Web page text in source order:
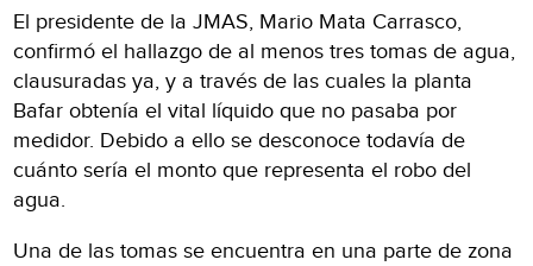
El presidente de la JMAS, Mario Mata Carrasco,
confirmó el hallazgo de al menos tres tomas de agua,
clausuradas ya, y a través de las cuales la planta
Bafar obtenía el vital líquido que no pasaba por
medidor. Debido a ello se desconoce todavía de
cuánto sería el monto que representa el robo del
agua.
Una de las tomas se encuentra en una parte de zona